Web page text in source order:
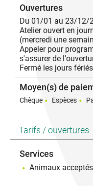
poteries au grès
Je réalise tout type
plats de cuisson,
Je propose des cours
après midi,
parent/
Ouvertures
Du 01/01 au 23/12/
Atelier ouvert en
(mercredi une
Appeler pour
s'assurer de
Fermé les jours
Moyen(s) de
Chèque Espèces
Tarifs / ouvertures
Services
Animaux acceptés